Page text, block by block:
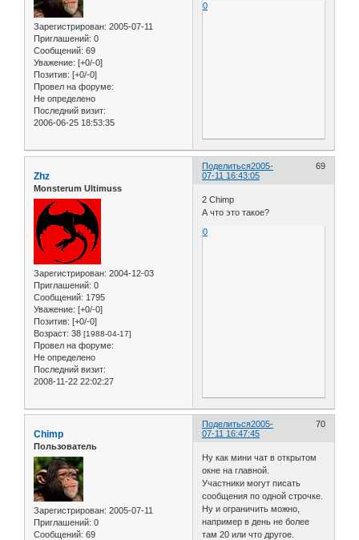
Зарегистрирован: 2005-07-11
Приглашений: 0
Сообщений: 69
Уважение: [+0/-0]
Позитив: [+0/-0]
Провел на форуме:
Не определено
Последний визит:
2006-06-25 18:53:35
0
Поделиться 69
2005-
07-11 16:43:05
Zhz
Monsterum Ultimuss
Зарегистрирован: 2004-12-03
Приглашений: 0
Сообщений: 1795
Уважение: [+0/-0]
Позитив: [+0/-0]
Возраст: 38 [1988-04-17]
Провел на форуме:
Не определено
Последний визит:
2008-11-22 22:02:27
2 Chimp
А что это такое?
0
Поделиться 70
2005-
07-11 16:47:45
Chimp
Пользователь
Зарегистрирован: 2005-07-11
Приглашений: 0
Сообщений: 69
Ну как мини чат в открытом
окне на главной.
Участники могут писать
сообщения по одной строчке.
Ну и ограничить можно,
например в день не более
там 20 или что другое.